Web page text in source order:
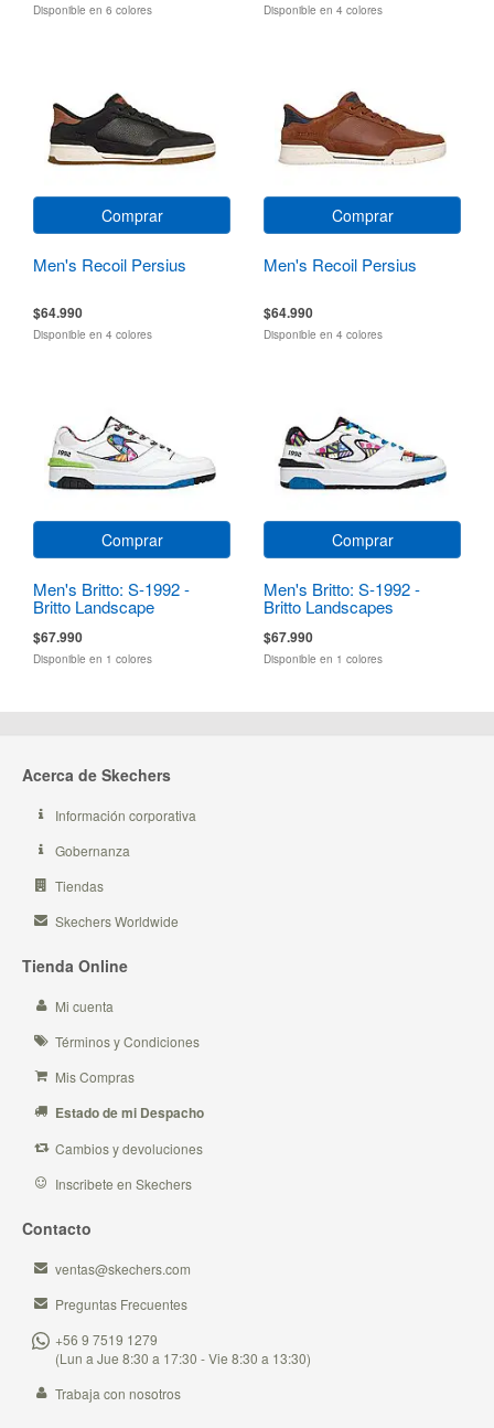
Disponible en 6 colores Disponible en 4 colores
Comprar
Men's Recoil Persius
$64.990
Disponible en 4 colores
Comprar
Men's Recoil Persius
$64.990
Disponible en 4 colores
Comprar
Men's Britto: S-1992 -
Britto Landscape
$67.990
Disponible en 1 colores
Comprar
Men's Britto: S-1992 -
Britto Landscapes
$67.990
Disponible en 1 colores
Acerca de Skechers
Información corporativa
Gobernanza
Tiendas
Skechers Worldwide
Tienda Online
Mi cuenta
Términos y Condiciones
Mis Compras
Estado de mi Despacho
Cambios y devoluciones
Inscribete en Skechers
Contacto
ventas@skechers.com
Preguntas Frecuentes
+56 9 7519 1279
(Lun a Jue 8:30 a 17:30 - Vie 8:30 a 13:30)
Trabaja con nosotros